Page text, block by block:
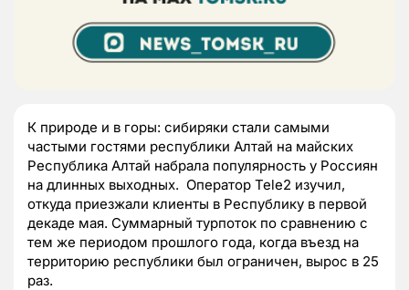
К природе и в горы: сибиряки стали самыми
частыми гостями республики Алтай на майских
Республика Алтай набрала популярность у Россиян
на длинных выходных. Оператор Tele2 изучил,
откуда приезжали клиенты в Республику в первой
декаде мая. Суммарный турпоток по сравнению с
тем же периодом прошлого года, когда въезд на
территорию республики был ограничен, вырос в 25
раз.